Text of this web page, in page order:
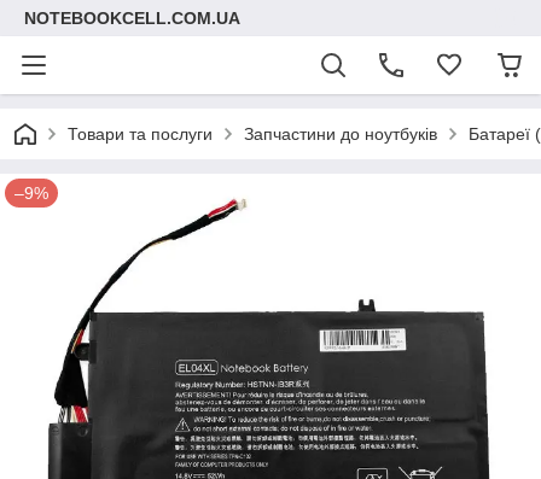
NOTEBOOKCELL.COM.UA
Товари та послуги Запчастини до ноутбуків Батареї
–9%